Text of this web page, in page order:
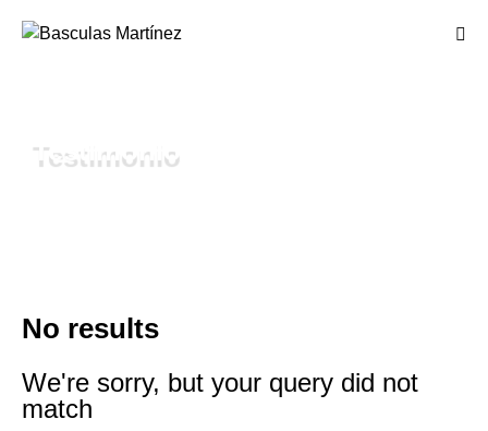
Testimonio
No results
We're sorry, but your query did not
match